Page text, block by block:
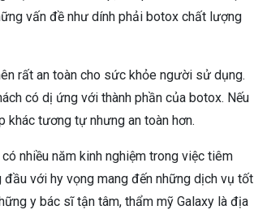
vấn đề như dính phải botox chất lượng
rất an toàn cho sức khỏe người sử dụng.
có dị ứng với thành phần của botox. Nếu
khác tương tự nhưng an toàn hơn.
nhiều năm kinh nghiệm trong việc tiêm
với hy vọng mang đến những dịch vụ tốt
y bác sĩ tận tâm, thẩm mỹ Galaxy là địa